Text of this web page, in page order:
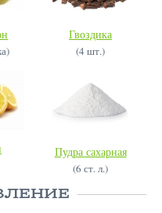
Гвоздика
(4 шт.)
Пудра сахарная
(6 ст. л.)